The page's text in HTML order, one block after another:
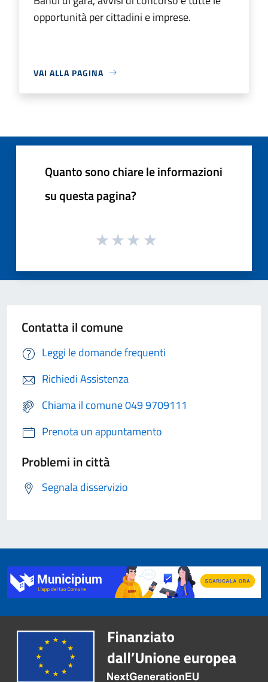
opportunità per cittadini e imprese.
VAI ALLA PAGINA
Quanto sono chiare le informazioni
su questa pagina?
Contatta il comune
Leggi le domande frequenti
Richiedi Assistenza
Chiama il comune 049 9709111
Prenota un appuntamento
Problemi in città
Segnala disservizio